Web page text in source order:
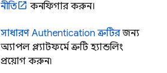
নীতি
কনফিগার করুন।
সাধারণ Authentication ত্রুটিরজন্য
অ্যাপল প্ল্যাটফর্মে ত্রুটি হ্যান্ডলিং
প্রয়োগ করুন৷